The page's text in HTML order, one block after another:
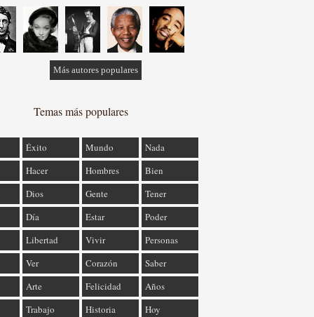
Más autores populares
Temas más populares
Éxito Mundo
Nada
Hacer Hombres
Bien
Dios Gente
Tener
Día Estar
Poder
Libertad Vivir
Personas
Ver Corazón
Saber
Arte Felicidad
Años
Trabajo Historia Hoy